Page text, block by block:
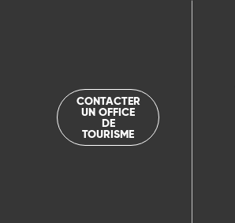
CONTACTER
UN OFFICE
DE
TOURISME